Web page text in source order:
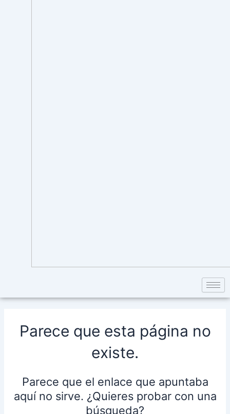
Parece que esta página no
existe.
Parece que el enlace que apuntaba
aquí no sirve. ¿Quieres probar con una
búsqueda?